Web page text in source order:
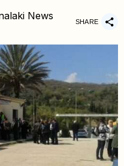
News SHARE